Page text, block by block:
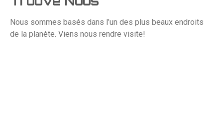
Nous sommes basés dans l’un des plus beaux endroits
de la planète. Viens nous rendre visite!